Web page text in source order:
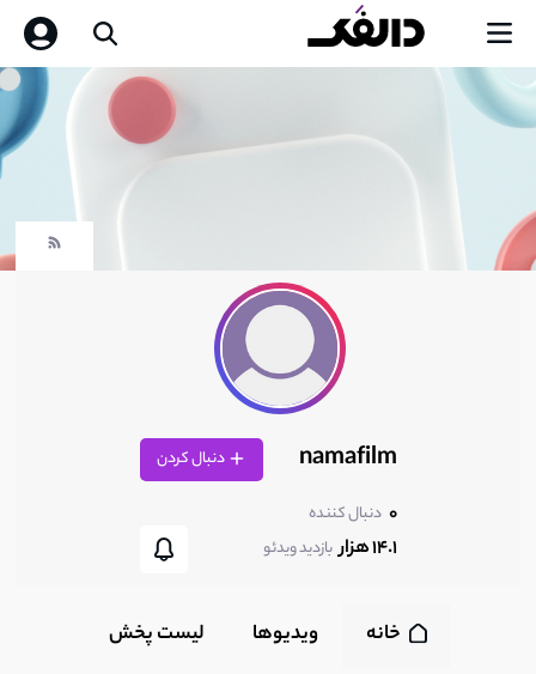
namafilm دنبال کردن
0 دنبال کننده
14.1 هزار بازدید ویدئو
خانه ویدیوها لیست پخش‌